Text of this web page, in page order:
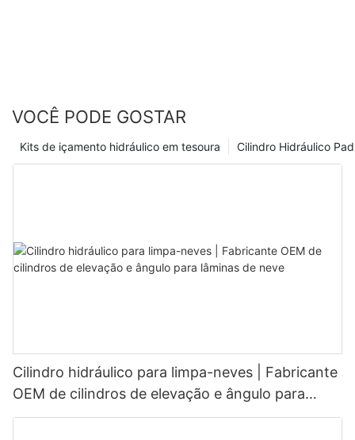
VOCÊ PODE GOSTAR
Cilindro Hidráulico
Kits de içamento hidráulico em tesoura
Cilindro hidráulico para limpa-neves | Fabricante
OEM de cilindros de elevação e ângulo para
lâminas de neve